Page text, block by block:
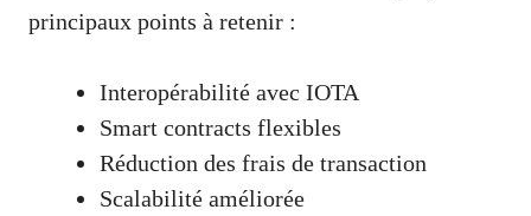
principaux points à retenir :
Interopérabilité avec IOTA
Smart contracts flexibles
Réduction des frais de transaction
Scalabilité améliorée